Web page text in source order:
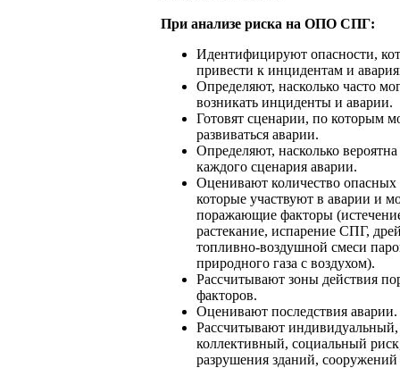
При анализе риска на ОПО СПГ:
Идентифицируют опасности,
привести к инцидентам и
Определяют, насколько часто
возникать инциденты и аварии.
Готовят сценарии, по которым
развиваться аварии.
Определяют, насколько
каждого сценария аварии.
Оценивают количество опасных
которые участвуют в аварии и
поражающие факторы
растекание, испарение СПГ,
топливно-воздушной смеси
природного газа с воздухом).
Рассчитывают зоны действия
факторов.
Оценивают последствия аварии.
Рассчитывают индивидуальный,
коллективный, социальный
разрушения зданий,